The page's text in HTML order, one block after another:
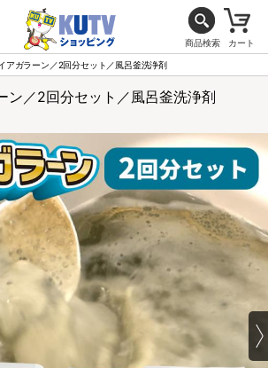
商品検索 カート
アガラーン／2回分セット／風呂釜洗浄剤
ン／2回分セット／風呂釜洗浄剤